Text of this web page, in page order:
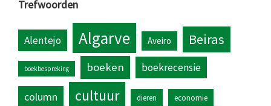
Trefwoorden
Alentejo Algarve Aveiro Beiras
boekbespreking boeken boekrecensie
column cultuur dieren economie